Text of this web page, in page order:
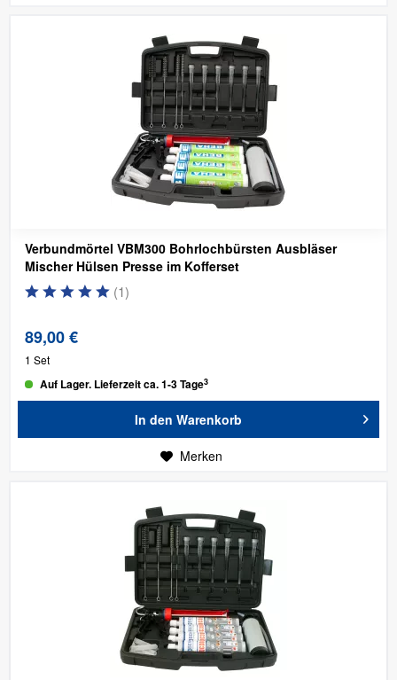
Verbundmörtel VBM300 Bohrlochbürsten Ausbläser
Mischer Hülsen Presse im Kofferset
(1)
89,00 €
1 Set
Auf Lager. Lieferzeit ca. 1-3 Tage3
In den Warenkorb
Merken